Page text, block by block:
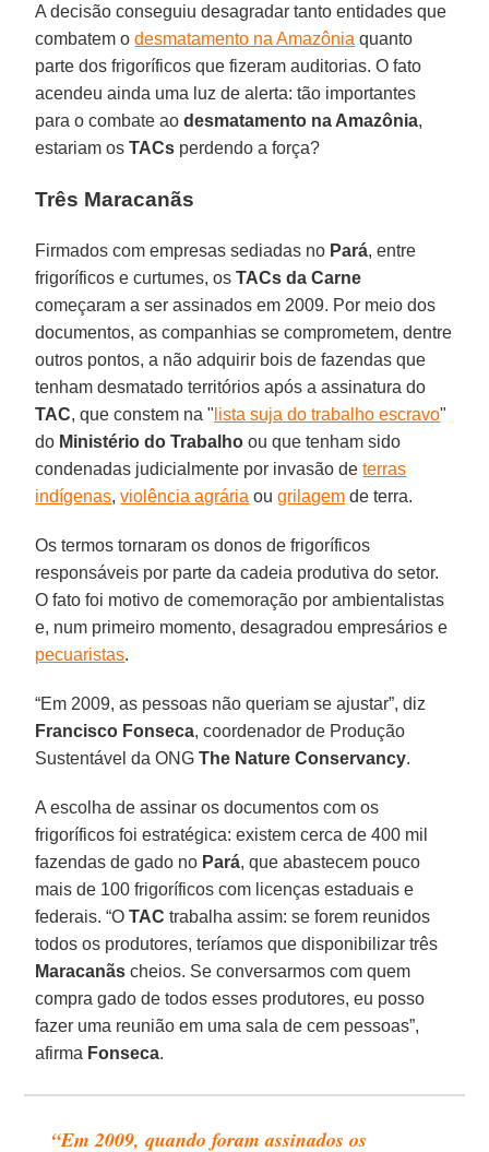
A decisão conseguiu desagradar tanto entidades que
combatem odesmatamento na Amazônia quanto
parte dos frigoríficos que fizeram auditorias. O fato
acendeu ainda uma luz de alerta: tão importantes
para o combate aodesmatamento na Amazônia,
estariam osTACs perdendo a força?
Três Maracanãs
Firmados com empresas sediadas no Pará, entre
frigoríficos e curtumes, osTACs da Carne
começaram a ser assinados em 2009. Por meio dos
documentos, as companhias se comprometem, dentre
outros pontos, a não adquirir bois de fazendas que
tenham desmatado territórios após a assinatura do
TAC, que constem na " lista suja do trabalho escravo"
do Ministério do Trabalho ou que tenham sido
condenadas judicialmente por invasão deterras
indígenas,violência agrária ougrilagem de terra.
Os termos tornaram os donos de frigoríficos
responsáveis por parte da cadeia produtiva do setor.
O fato foi motivo de comemoração por ambientalistas
e, num primeiro momento, desagradou empresários e
pecuaristas.
“Em 2009, as pessoas não queriam se ajustar”, diz
Francisco Fonseca, coordenador de Produção
Sustentável da ONGThe Nature Conservancy.
A escolha de assinar os documentos com os
frigoríficos foi estratégica: existem cerca de 400 mil
fazendas de gado no Pará, que abastecem pouco
mais de 100 frigoríficos com licenças estaduais e
federais. “OTAC trabalha assim: se forem reunidos
todos os produtores, teríamos que disponibilizar três
Maracanãs cheios. Se conversarmos com quem
compra gado de todos esses produtores, eu posso
fazer uma reunião em uma sala de cem pessoas”,
afirma Fonseca.
“Em 2009, quando foram assinados os